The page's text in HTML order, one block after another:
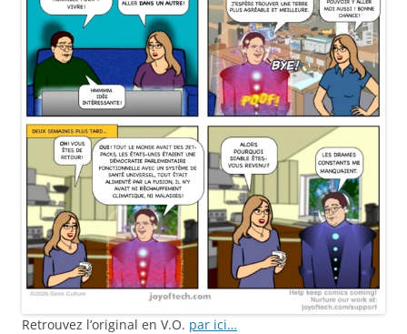
Retrouvez l’original en V.O. par ici…